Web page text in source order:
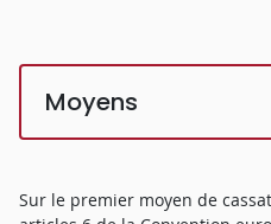
Moyens
Sur le premier moyen de